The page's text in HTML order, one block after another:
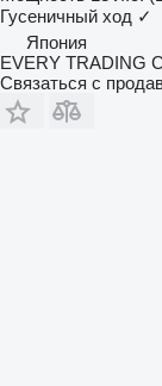
Гусеничный ход ✓
Япония
EVERY TRADING
Связаться с